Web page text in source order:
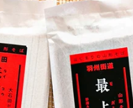
石臼で丁寧に
麦本来の風味
た、蕎麦に欠
さん自ら、栽